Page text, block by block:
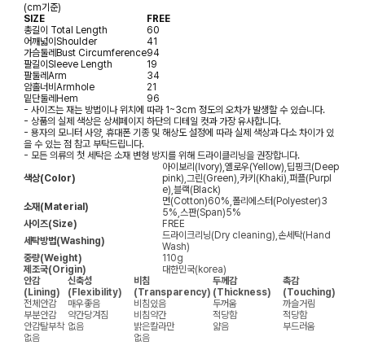
(cm기준)
SIZE
FREE
총길이 Total Length
60
어깨넓이Shoulder
41
가슴둘레Bust Circumference94
팔길이Sleeve Length
19
팔둘레Arm
34
암홀너비Armhole
21
밑단둘레Hem
96
- 사이즈는 재는 방법이나 위치에 따라 1~3cm 정도의 오차가 발생할 수 있습니다.
- 상품의 실제 색상은 상세페이지 하단의 디테일 컷과 가장 유사합니다.
- 용자의 모니터 사양, 휴대폰 기종 및 해상도 설정에 따라 실제 색상과 다소 차이가 있
을 수 있는 점 참고 부탁드립니다.
- 모든 의류의 첫 세탁은 소재 변형 방지를 위해 드라이클리닝을 권장합니다.
색상(Color)
아이보리(Ivory),옐로우(Yellow),딥핑크(Deep
pink),그린(Green),카키(Khaki),퍼플(Purpl
e),블랙(Black)
소재(Material)
면(Cotton)60%,폴리에스터(Polyester)3
5%,스판(Span)5%
사이즈(Size)
FREE
세탁방법(Washing)
드라이크리닝(Dry cleaning),손세탁(Hand
Wash)
중량(Weight)
110g
제조국(Origin)
대한민국(korea)
안감
(Lining)
신축성
(Flexibility)
비침
(Transparency)
두께감
(Thickness)
촉감
(Touching)
전체안감
매우좋음 비침있음 두꺼움
까슬거림
부분안감
약간당겨짐 비침약간 적당함
적당함
안감탈부착 없음 밝은칼라만 얇음
부드러움
없음
없음